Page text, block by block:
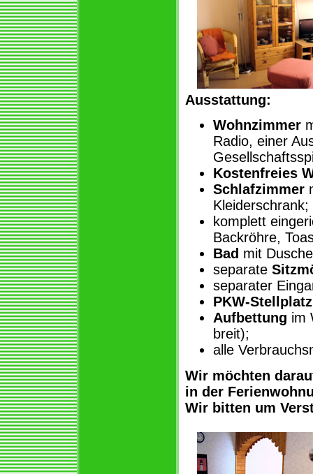
Ausstattung:
Wohnzimmer
Radio, einer
Kostenfreies
Schlafzimmer
Kleiderschrank;
komplett
Backröhre,
Bad mit
separate
separater
PKW-Stellplatz
Aufbettung im
breit);
alle
Wir möchten
in der
Wir bitten um